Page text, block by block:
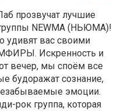
прозвучат лучшие
NEWMA (НЬЮМА)!
удивят вас своими
Искренность и
вечер, мы споём все
будоражат сознание,
эмоции.
рок группа, которая